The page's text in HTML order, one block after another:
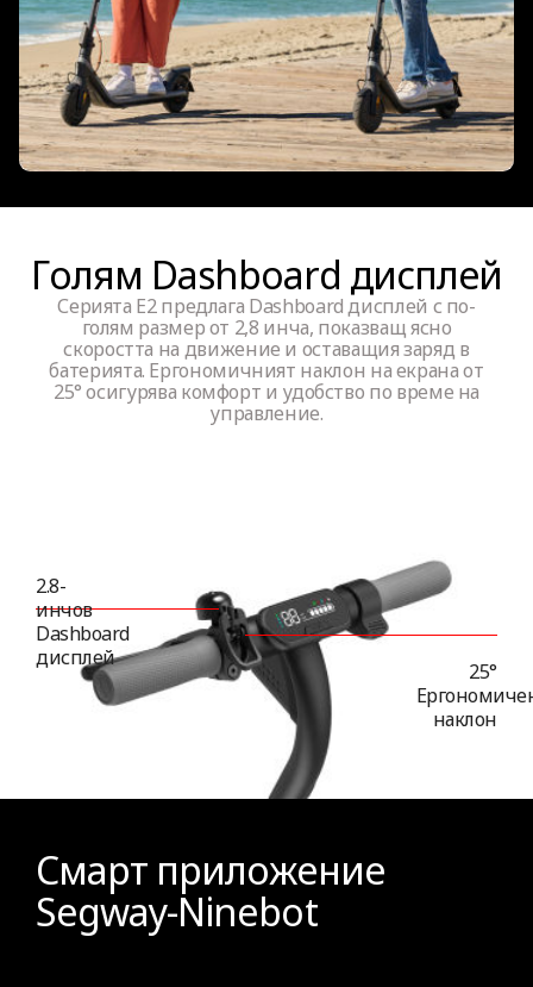
Голям Dashboard дисплей
Серията E2 предлага Dashboard дисплей с по-
голям размер от 2,8 инча, показващ ясно
скоростта на движение и оставащия заряд в
батерията. Ергономичният наклон на екрана от
25° осигурява комфорт и удобство по време на
управление.
2.8-
инчов
Dashboard
дисплей
25°
наклон
Смарт приложение
Segway-Ninebot